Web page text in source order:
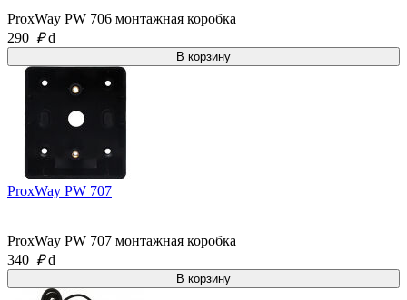
ProxWay PW 706 монтажная коробка
290 ₽ d
ProxWay PW 707
ProxWay PW 707 монтажная коробка
340 ₽ d